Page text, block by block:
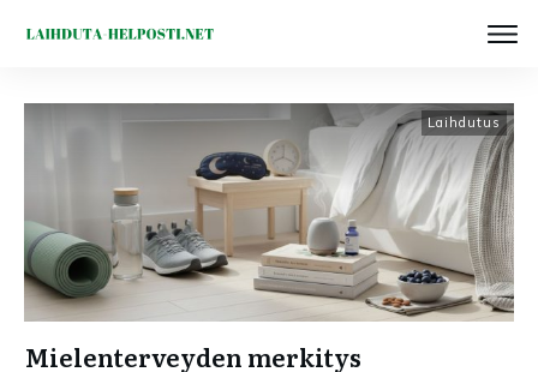
Laihdutus
Mielenterveyden merkitys